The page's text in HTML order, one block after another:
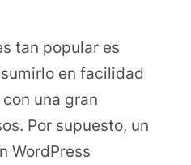
tan popular es
en facilidad
una gran
Por supuesto, un
WordPress